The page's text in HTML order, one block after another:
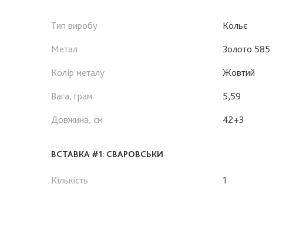
Тип виробу
Кольє
Метал
Золото 585
Колір металу
Жовтий
Вага, грам
5,59
Довжина, см
42+3
ВСТАВКА #1: СВАРОВСЬКИ
Кількість 1